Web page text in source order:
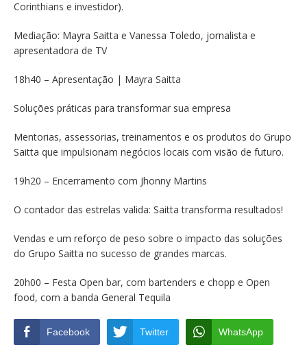
Corinthians e investidor).
Mediação: Mayra Saitta e Vanessa Toledo, jornalista e
apresentadora de TV
18h40 – Apresentação | Mayra Saitta
Soluções práticas para transformar sua empresa
Mentorias, assessorias, treinamentos e os produtos do Grupo
Saitta que impulsionam negócios locais com visão de futuro.
19h20 – Encerramento com Jhonny Martins
O contador das estrelas valida: Saitta transforma resultados!
Vendas e um reforço de peso sobre o impacto das soluções
do Grupo Saitta no sucesso de grandes marcas.
20h00 – Festa Open bar, com bartenders e chopp e Open
food, com a banda General Tequila
Facebook Twitter WhatsApp